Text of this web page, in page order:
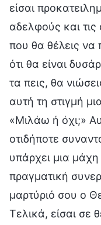
είσαι
αδελφούς και
που θα θέλεις να
ότι θα είναι
τα πεις, θα
αυτή τη στιγμή
«Μιλάω ή όχι;»
οτιδήποτε
υπάρχει μια
πραγματική
μαρτύριό σου ο
Τελικά, είσαι σε